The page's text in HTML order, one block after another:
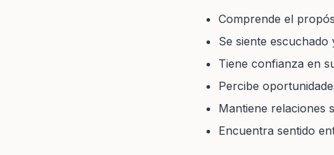
Comprende el
Se siente escuchado
Tiene confianza en
Percibe
Mantiene relaciones
Encuentra sentido